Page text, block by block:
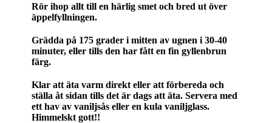
Rör ihop allt till en härlig smet och bred ut över
äppelfyllningen.
Grädda på 175 grader i mitten av ugnen i 30-40
minuter, eller tills den har fått en fin gyllenbrun
färg.
Klar att äta varm direkt eller att förbereda och
ställa åt sidan tills det är dags att äta. Servera med
ett hav av vaniljsås eller en kula vaniljglass.
Himmelskt gott!!